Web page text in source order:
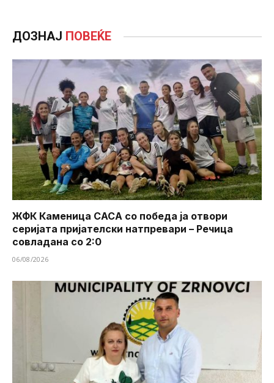
ДОЗНАЈ ПОВЕЌЕ
ЖФК Каменица САСА со победа ја отвори
серијата пријателски натпревари – Речица
совладана со 2:0
06/08/2026